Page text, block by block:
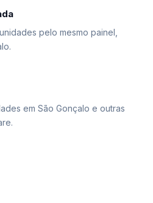
pelo mesmo painel,
em São Gonçalo e outras